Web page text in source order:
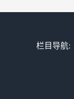
栏目导航: